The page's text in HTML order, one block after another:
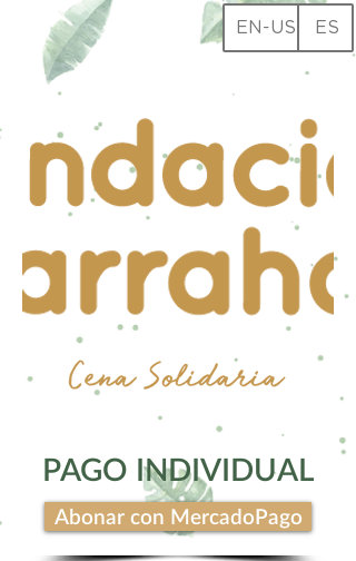
EN-US ES
PAGO INDIVIDUAL
Abonar con MercadoPago